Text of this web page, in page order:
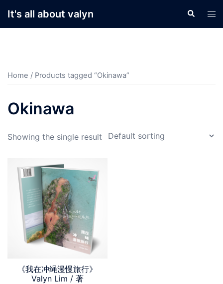
It's all about valyn Search
Home / Products tagged “Okinawa”
Okinawa
Showing the single result
《我在冲绳漫慢旅行》
Valyn Lim / 著